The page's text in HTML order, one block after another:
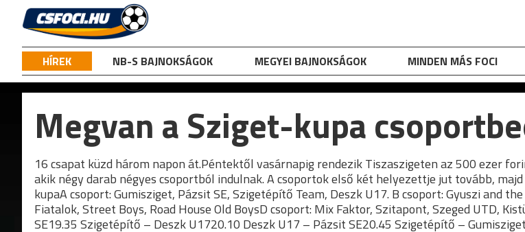
content
HÍREK NB-S BAJNOKSÁGOK MEGYEI BAJNOKSÁGOK MINDEN MÁS FOCI
Megvan a Sziget-kupa
16 csapat küzd három napon át.Péntektől vasárnapig rendezik Tiszaszigeten az 500 ezer
akik négy darab négyes csoportból indulnak. A csoportok első két helyezettje jut tovább,
kupaA csoport: Gumisziget, Pázsit SE, Szigetépítő Team, Deszk U17. B csoport: Gyuszi and
Fiatalok, Street Boys, Road House Old BoysD csoport: Mix Faktor, Szitapont, Szeged UTD,
SE19.35 Szigetépítő – Deszk U1720.10 Deszk U17 – Pázsit SE20.45 Szigetépítő –